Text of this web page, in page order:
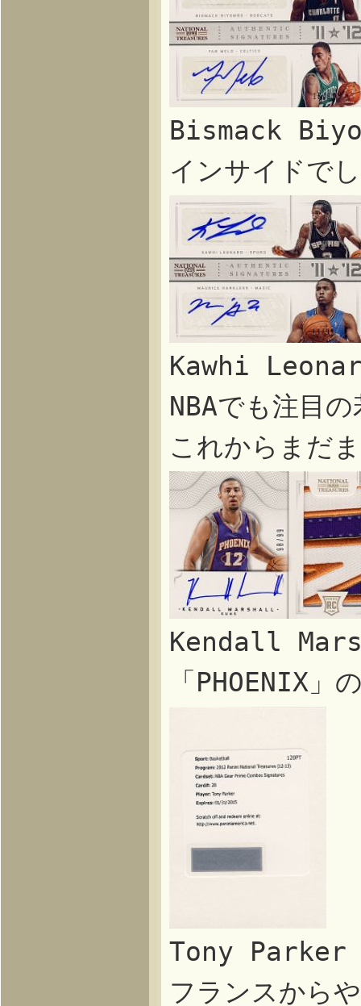
Bismack
インサイドで
Kawhi
NBAでも注目
これからまだ
Kendall
「PHOENIX
Tony Parker
フランスから